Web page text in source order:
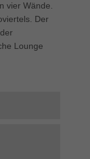
vier Wände.
Der
Lounge
für die einwandfreie